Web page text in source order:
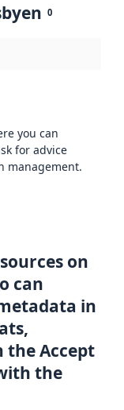
0
you can
for advice
management.
on
can
in
the Accept
the